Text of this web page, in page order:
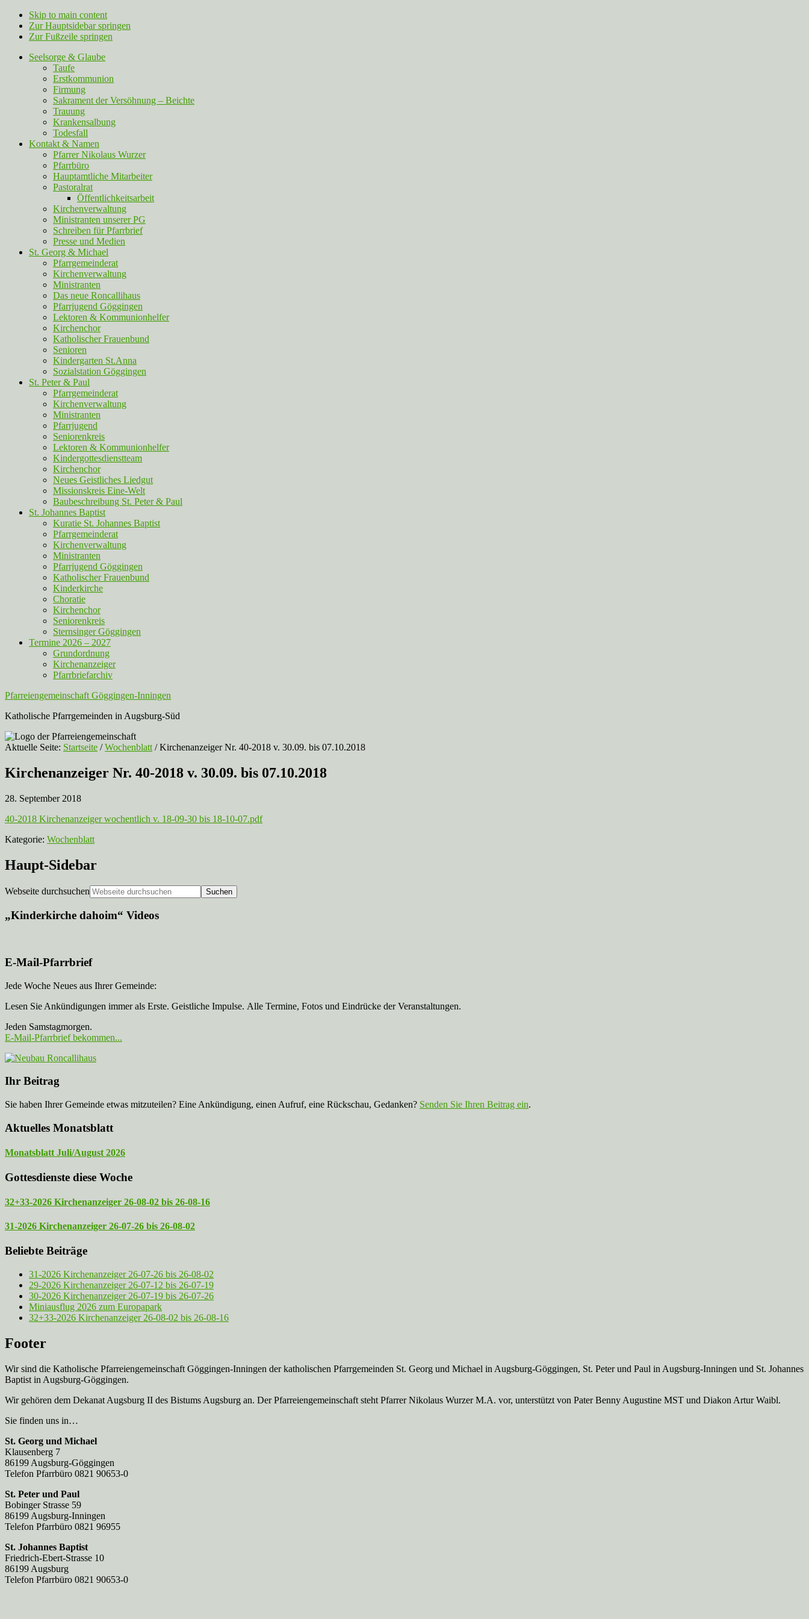
Skip to main content
Zur Hauptsidebar springen
Zur Fußzeile springen
Seelsorge & Glaube
Taufe
Erstkommunion
Firmung
Sakrament der Versöhnung – Beichte
Trauung
Krankensalbung
Todesfall
Kontakt & Namen
Pfarrer Nikolaus Wurzer
Pfarrbüro
Hauptamtliche Mitarbeiter
Pastoralrat
Öffentlichkeitsarbeit
Kirchenverwaltung
Ministranten unserer PG
Schreiben für Pfarrbrief
Presse und Medien
St. Georg & Michael
Pfarrgemeinderat
Kirchenverwaltung
Ministranten
Das neue Roncallihaus
Pfarrjugend Göggingen
Lektoren & Kommunionhelfer
Kirchenchor
Katholischer Frauenbund
Senioren
Kindergarten St.Anna
Sozialstation Göggingen
St. Peter & Paul
Pfarrgemeinderat
Kirchenverwaltung
Ministranten
Pfarrjugend
Seniorenkreis
Lektoren & Kommunionhelfer
Kindergottesdienstteam
Kirchenchor
Neues Geistliches Liedgut
Missionskreis Eine-Welt
Baubeschreibung St. Peter & Paul
St. Johannes Baptist
Kuratie St. Johannes Baptist
Pfarrgemeinderat
Kirchenverwaltung
Ministranten
Pfarrjugend Göggingen
Katholischer Frauenbund
Kinderkirche
Choratie
Kirchenchor
Seniorenkreis
Sternsinger Göggingen
Termine 2026 – 2027
Grundordnung
Kirchenanzeiger
Pfarrbriefarchiv
Pfarreiengemeinschaft Göggingen-Inningen
Katholische Pfarrgemeinden in Augsburg-Süd
Aktuelle Seite: Startseite / Wochenblatt /Kirchenanzeiger Nr. 40-2018 v. 30.09. bis 07.10.2018
Kirchenanzeiger Nr. 40-2018 v. 30.09. bis 07.10.2018
28. September 2018
40-2018 Kirchenanzeiger wochentlich v. 18-09-30 bis 18-10-07.pdf
Kategorie: Wochenblatt
Haupt-Sidebar
Webseite durchsuchen
„Kinderkirche dahoim“ Videos
E-Mail-Pfarrbrief
Jede Woche Neues aus Ihrer Gemeinde:
Lesen Sie Ankündigungen immer als Erste. Geistliche Impulse. Alle Termine, Fotos und Eindrücke der Veranstaltungen.
Jeden Samstagmorgen.
E-Mail-Pfarrbrief bekommen...
Ihr Beitrag
Sie haben Ihrer Gemeinde etwas mitzuteilen? Eine Ankündigung, einen Aufruf, eine Rückschau, Gedanken? Senden Sie Ihren Beitrag ein.
Aktuelles Monatsblatt
Monatsblatt Juli/August 2026
Gottesdienste diese Woche
32+33-2026 Kirchenanzeiger 26-08-02 bis 26-08-16
31-2026 Kirchenanzeiger 26-07-26 bis 26-08-02
Beliebte Beiträge
31-2026 Kirchenanzeiger 26-07-26 bis 26-08-02
29-2026 Kirchenanzeiger 26-07-12 bis 26-07-19
30-2026 Kirchenanzeiger 26-07-19 bis 26-07-26
Miniausflug 2026 zum Europapark
32+33-2026 Kirchenanzeiger 26-08-02 bis 26-08-16
Footer
Wir sind die Katholische Pfarreien­gemeinschaft Göggingen-Inningen der katholischen Pfarrgemeinden St. Georg und Michael in Augsburg-Göggingen, St. Peter und Paul in Augsburg-Inningen und St. Johannes
Baptist in Augsburg-Göggingen.
Wir gehören dem Dekanat Augsburg II des Bistums Augsburg an. Der Pfarreien­gemeinschaft steht Pfarrer Nikolaus Wurzer M.A. vor, unterstützt von Pater Benny Augustine MST und Diakon Artur Waibl.
Sie finden uns in…
St. Georg und Michael
Klausenberg 7
86199 Augsburg-Göggingen
Telefon Pfarrbüro 0821 90653-0
St. Peter und Paul
Bobinger Strasse 59
86199 Augsburg-Inningen
Telefon Pfarrbüro 0821 96955
St. Johannes Baptist
Friedrich-Ebert-Strasse 10
86199 Augsburg
Telefon Pfarrbüro 0821 90653-0